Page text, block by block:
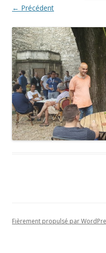
← Précédent
Fièrement propulsé par